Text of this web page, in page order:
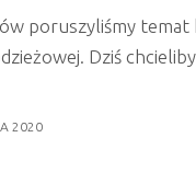
poruszyliśmy temat
Dziś
szwalni może
2020